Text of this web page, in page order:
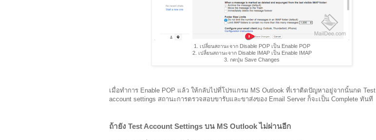
1. เปลี่ยนสถานะจาก Disable POP เป็น Enable POP
2. เปลี่ยนสถานะจาก Disable IMAP เป็น Enable IMAP
3. กดปุ่ม Save Changes
เมื่อทำการ Enable POP แล้ว ให้กลับไปที่โปรแกรม MS Outlook ที่เราติดปัญหาอยู่จากนั้นกด Test
account settings สถานะการตรวจสอบขารับและขาส่งของ Email Server ก็จะเป็น Complete ทันที
ถ้ายัง Test Account Settings บน MS Outlook ไม่ผ่านอีก